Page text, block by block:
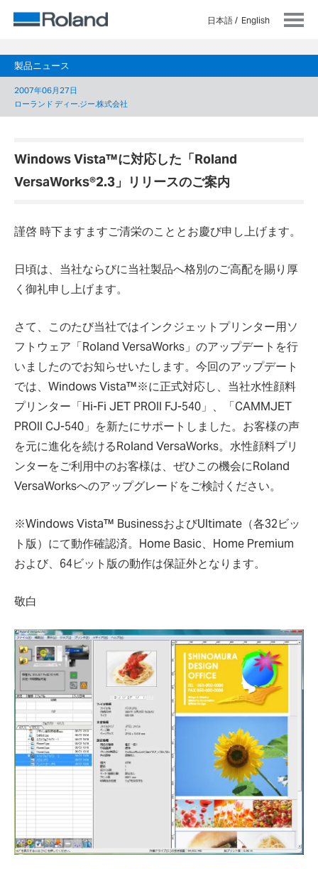
日本語 English
製品ニュース
2007年06月27日
ローランド ディー.ジー.株式会社
Windows Vista™に対応した「Roland
VersaWorks®2.3」リリースのご案内
謹啓 時下ますますご清栄のこととお慶び申し上げます。
日頃は、当社ならびに当社製品へ格別のご高配を賜り厚
く御礼申し上げます。
さて、このたび当社ではインクジェットプリンター用ソ
フトウェア「Roland VersaWorks」のアップデートを行
いましたのでお知らせいたします。今回のアップデート
では、Windows Vista™※に正式対応し、当社水性顔料
プリンター「Hi-Fi JET PROII FJ-540」、「CAMMJET
PROII CJ-540」を新たにサポートしました。お客様の声
を元に進化を続けるRoland VersaWorks。水性顔料プリ
ンターをご利用中のお客様は、ぜひこの機会にRoland
VersaWorksへのアップグレードをご検討ください。
※Windows Vista™ BusinessおよびUltimate（各32ビッ
ト版）にて動作確認済。Home Basic、Home Premium
および、64ビット版の動作は保証外となります。
敬白